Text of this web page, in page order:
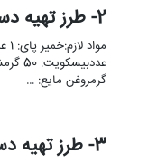
2- طرز تهیه دسر بانوفی پای انگلیسی
گرمروغن مایع: …
3- طرز تهیه دسر با دانه انار و خلال پسته